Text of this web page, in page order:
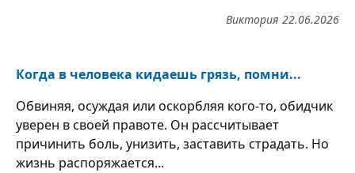
22.06.2026
Виктория
Когда в человека кидаешь грязь, помни...
Обвиняя, осуждая или оскорбляя кого-то, обидчик
уверен в своей правоте. Он рассчитывает
причинить боль, унизить, заставить страдать. Но
жизнь распоряжается...